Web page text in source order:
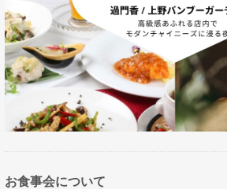
お食事会について